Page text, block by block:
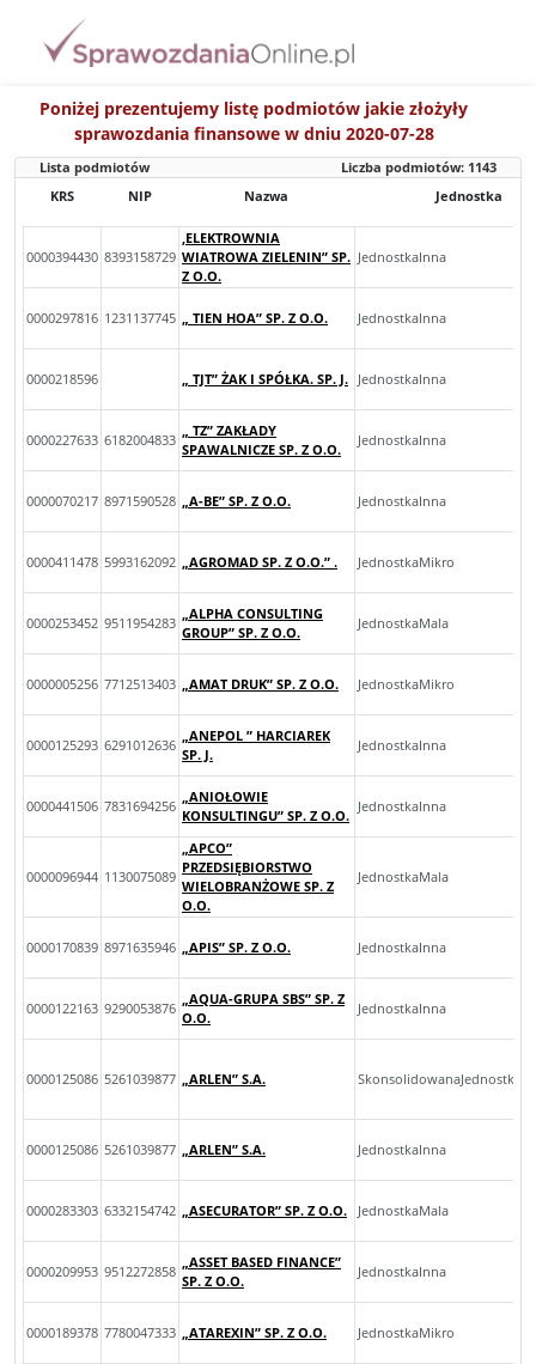
Poniżej prezentujemy listę podmiotów jakie złożyły
sprawozdania finansowe w dniu 2020-07-28
Lista podmiotów Liczba podmiotów: 1143
KRS
NIP Nazwa Jednostka
0000394430 8393158729
‚ELEKTROWNIA
WIATROWA ZIELENIN” SP.
Z O.O.
JednostkaInna
0000297816 1231137745 „ TIEN HOA” SP. Z O.O. JednostkaInna
0000218596 „ TJT” ŻAK I SPÓŁKA. SP. J. JednostkaInna
0000227633 6182004833
„ TZ” ZAKŁADY
SPAWALNICZE SP. Z O.O.
JednostkaInna
0000070217 8971590528 „A-BE” SP. Z O.O. JednostkaInna
0000411478 5993162092 „AGROMAD SP. Z O.O.” . JednostkaMikro
0000253452 9511954283
„ALPHA CONSULTING
GROUP” SP. Z O.O.
JednostkaMala
0000005256 7712513403 „AMAT DRUK” SP. Z O.O. JednostkaMikro
0000125293 6291012636
„ANEPOL ” HARCIAREK
SP. J.
JednostkaInna
0000441506 7831694256
„ANIOŁOWIE
KONSULTINGU” SP. Z O.O.
JednostkaInna
0000096944 1130075089
„APCO”
PRZEDSIĘBIORSTWO
WIELOBRANŻOWE SP. Z
O.O.
JednostkaMala
0000170839 8971635946 „APIS” SP. Z O.O. JednostkaInna
0000122163 9290053876
„AQUA-GRUPA SBS” SP. Z
O.O.
JednostkaInna
0000125086 5261039877 „ARLEN” S.A.
0000125086 5261039877 „ARLEN” S.A. JednostkaInna
0000283303 6332154742 „ASECURATOR” SP. Z O.O. JednostkaMala
0000209953 9512272858
„ASSET BASED FINANCE”
SP. Z O.O.
JednostkaInna
0000189378 7780047333 „ATAREXIN” SP. Z O.O. JednostkaMikro